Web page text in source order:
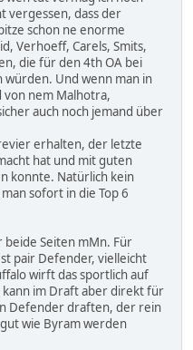
vergessen, dass der
schon ne enorme
Verhoeff, Carels, Smits,
die für den 4th OA bei
Und wenn man in
nem Malhotra,
auch noch jemand über
erhalten, der letzte
hat und mit guten
konnte. Natürlich kein
sofort in die Top 6
Seiten mMn. Für
pair Defender, vielleicht
wirft das sportlich auf
im Draft aber direkt für
Defender draften, der rein
wie Byram werden